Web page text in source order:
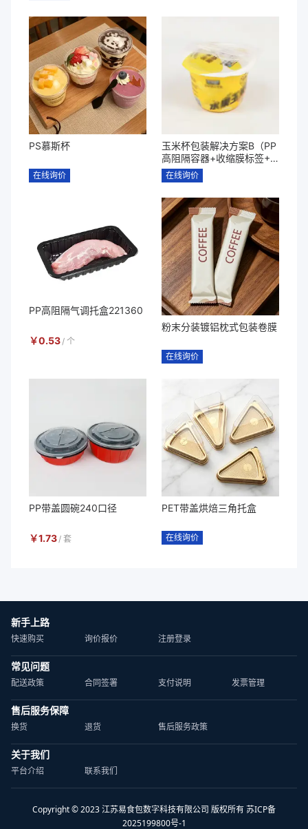
PS慕斯杯
在线询价
玉米杯包装解决方案B（PP
高阻隔容器+收缩膜标签+P
P勺子套装+高阻隔耐高温
易揭盖膜）
在线询价
PP高阻隔气调托盒221360
￥0.53 / 个
粉末分装镀铝枕式包装卷膜
在线询价
PP带盖圆碗240口径
￥1.73/ 套
PET带盖烘焙三角托盒
在线询价
新手上路
快速购买 询价报价 注册登录
常见问题
配送政策 合同签署 支付说明 发票管理
售后服务保障
换货 退货 售后服务政策
关于我们
平台介绍 联系我们
Copyright © 2023 江苏易食包数字科技有限公司 版权所有 苏ICP备
2025199800号-1